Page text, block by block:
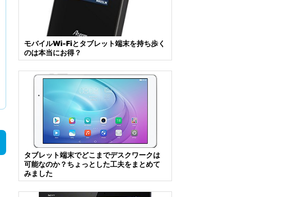
モバイルWi-Fiとタブレット端末を持ち歩く
のは本当にお得？
タブレット端末でどこまでデスクワークは
可能なのか？ちょっとした工夫をまとめて
みました